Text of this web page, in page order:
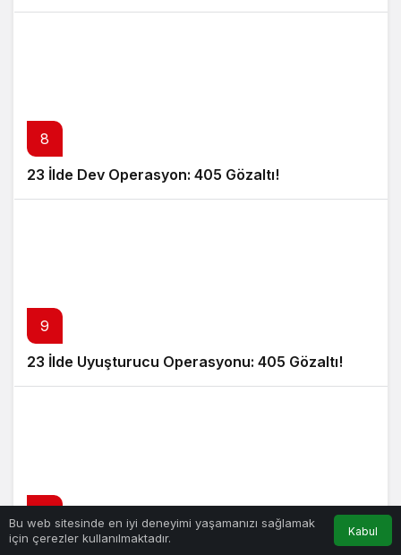
8
23 İlde Dev Operasyon: 405 Gözaltı!
9
23 İlde Uyuşturucu Operasyonu: 405 Gözaltı!
19 Yıldır Kayıp Denizci İçin 100 Bin Dolar Ödül!
Bu web sitesinde en iyi deneyimi yaşamanızı sağlamak
için çerezler kullanılmaktadır.
Kabul